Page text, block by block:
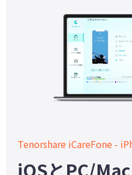
Tenorshare iCareFone -
iOSとPC/